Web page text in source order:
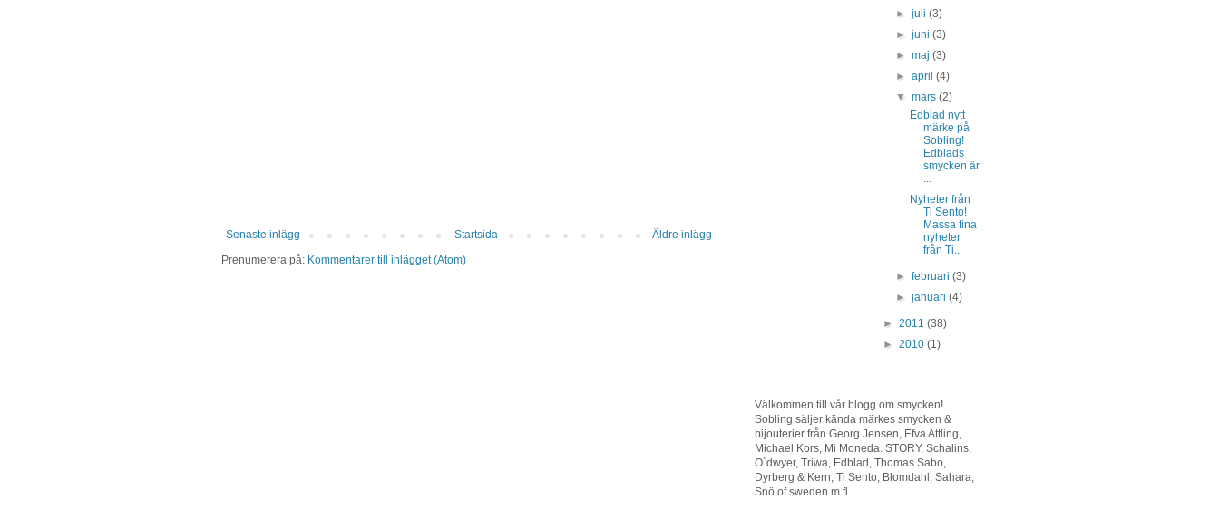
Senaste inlägg Äldre inlägg
Startsida
Prenumerera på: Kommentarer till inlägget (Atom)
►juli(3)
►juni(3)
►maj(3)
►april(4)
▼mars(2)
Edblad nytt
märke på
Sobling!
Edblads
smycken är
...
Nyheter från
Ti Sento!
Massa fina
nyheter
från Ti...
►februari(3)
►januari(4)
► 2011 (38)
► 2010 (1)
Välkommen till vår blogg om smycken!
Sobling säljer kända märkes smycken &
bijouterier från Georg Jensen, Efva Attling,
Michael Kors, Mi Moneda. STORY, Schalins,
O´dwyer, Triwa, Edblad, Thomas Sabo,
Dyrberg & Kern, Ti Sento, Blomdahl, Sahara,
Snö of sweden m.fl